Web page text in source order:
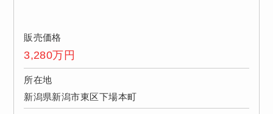
販売価格
3,280万円
所在地
新潟県新潟市東区下場本町